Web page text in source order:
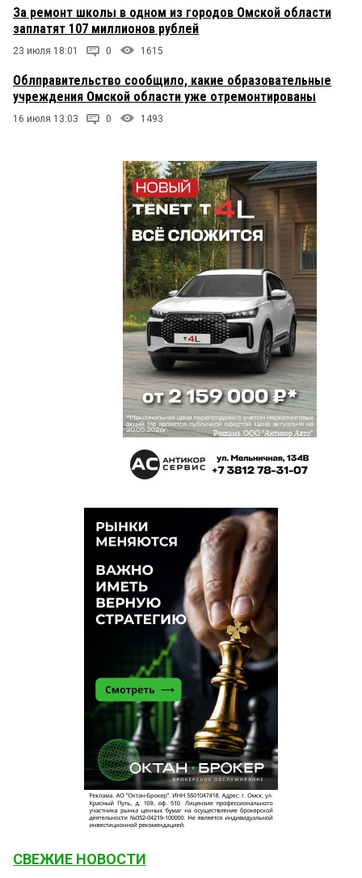
За ремонт школы в одном из городов Омской области
заплатят 107 миллионов рублей
23 июля 18:01 0 1615
Облправительство сообщило, какие образовательные
учреждения Омской области уже отремонтированы
16 июля 13:03 0 1493
СВЕЖИЕ НОВОСТИ